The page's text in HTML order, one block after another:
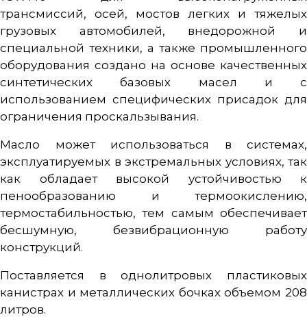
трансмиссий, осей, мостов легких и тяжелых
грузовых автомобилей, внедорожной и
специальной техники, а также промышленного
оборудования создано на основе качественных
синтетических базовых масел и с
использованием специфических присадок для
ограничения проскальзывания.
Масло может использоваться в системах,
эксплуатируемых в экстремальных условиях, так
как обладает высокой устойчивостью к
пенообразованию и термоокислению,
термостабильностью, тем самым обеспечивает
бесшумную, безвибрационную работу
конструкций.
Поставляется в однолитровых пластиковых
канистрах и металлических бочках объемом 208
литров.